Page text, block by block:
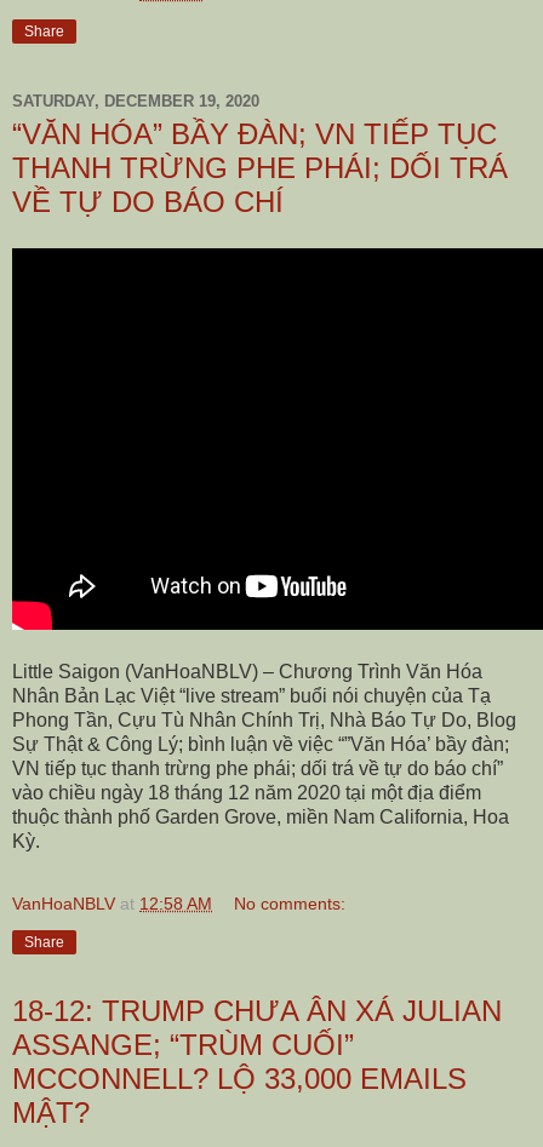
Share
SATURDAY, DECEMBER 19, 2020
“VĂN HÓA” BẦY ĐÀN; VN TIẾP TỤC
THANH TRỪNG PHE PHÁI; DỐI TRÁ
VỀ TỰ DO BÁO CHÍ
Little Saigon (VanHoaNBLV) – Chương Trình Văn Hóa
Nhân Bản Lạc Việt “live stream” buổi nói chuyện của Tạ
Phong Tần, Cựu Tù Nhân Chính Trị, Nhà Báo Tự Do, Blog
Sự Thật & Công Lý; bình luận về việc “”Văn Hóa’ bầy đàn;
VN tiếp tục thanh trừng phe phái; dối trá về tự do báo chí”
vào chiều ngày 18 tháng 12 năm 2020 tại một địa điểm
thuộc thành phố Garden Grove, miền Nam California, Hoa
Kỳ.
VanHoaNBLV at 12:58 AM No comments:
Share
18-12: TRUMP CHƯA ÂN XÁ JULIAN
ASSANGE; “TRÙM CUỐI”
MCCONNELL? LỘ 33,000 EMAILS
MẬT?